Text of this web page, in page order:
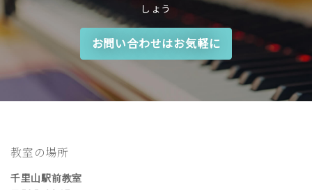
しょう
お問い合わせはお気軽に
教室の場所
千里山駅前教室